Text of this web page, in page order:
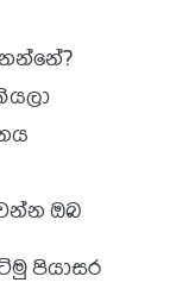
ඔබ
පියාසර